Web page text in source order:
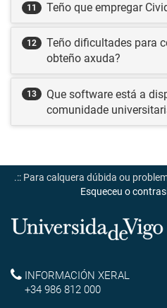
11 Teño que empregar
12
Teño dificultades para
obteño axuda?
13
Que software está a
comunidade
.:: Para calquera dúbida ou
Esqueceu o
Universidade
Vigo
Reitoría
INFORMACIÓN XERAL
+34 986 812 000